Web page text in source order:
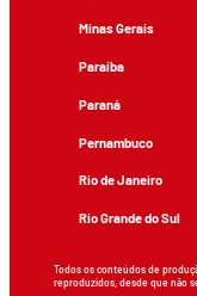
Minas Gerais
Paraíba
Paraná
Pernambuco
Rio de Janeiro
Rio Grande do Sul
Todos os conteúdos de
reproduzidos, desde que não